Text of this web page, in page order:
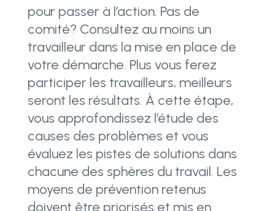
pour passer à l’action. Pas de
comité? Consultez au moins un
travailleur dans la mise en place de
votre démarche. Plus vous ferez
participer les travailleurs, meilleurs
seront les résultats. À cette étape,
vous approfondissez l’étude des
causes des problèmes et vous
évaluez les pistes de solutions dans
chacune des sphères du travail. Les
moyens de prévention retenus
doivent être priorisés et mis en